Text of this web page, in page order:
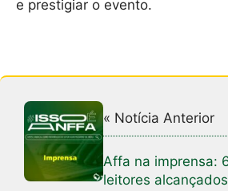
e prestigiar o evento.
« Notícia Anterior
Affa na imprensa:
leitores